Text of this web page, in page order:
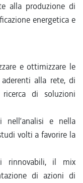
alla produzione di
energetica e
e ottimizzare le
alla rete, di
di soluzioni
e nella
volti a favorire la
rinnovabili, il mix
di azioni di